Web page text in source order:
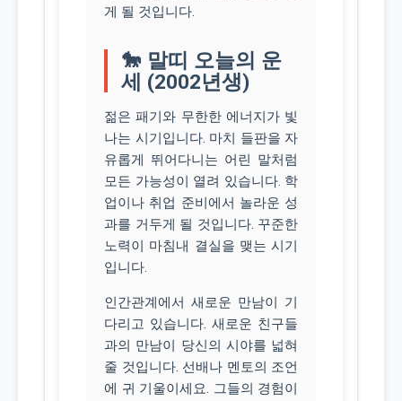
게 될 것입니다.
🐎 말띠 오늘의 운
세 (2002년생)
젊은 패기와 무한한 에너지가 빛
나는 시기입니다. 마치 들판을 자
유롭게 뛰어다니는 어린 말처럼
모든 가능성이 열려 있습니다. 학
업이나 취업 준비에서 놀라운 성
과를 거두게 될 것입니다. 꾸준한
노력이 마침내 결실을 맺는 시기
입니다.
인간관계에서 새로운 만남이 기
다리고 있습니다. 새로운 친구들
과의 만남이 당신의 시야를 넓혀
줄 것입니다. 선배나 멘토의 조언
에 귀 기울이세요. 그들의 경험이